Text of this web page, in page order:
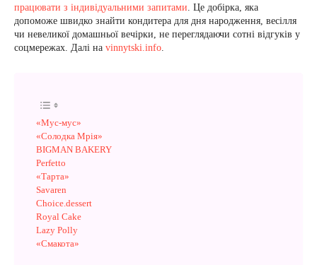
працювати з індивідуальними запитами. Це добірка, яка
допоможе швидко знайти кондитера для дня народження, весілля
чи невеликої домашньої вечірки, не переглядаючи сотні відгуків у
соцмережах. Далі на vinnytski.info.
«Мус-мус»
«Солодка Мрія»
BIGMAN BAKERY
Perfetto
«Тарта»
Savaren
Choice.dessert
Royal Cake
Lazy Polly
«Смакота»